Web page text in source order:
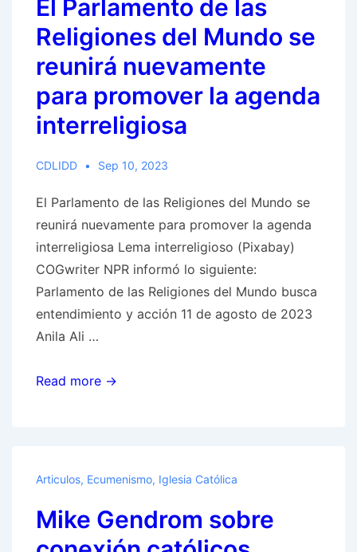
El Parlamento de las
Religiones del Mundo se
reunirá nuevamente
para promover la agenda
interreligiosa
CDLIDD Sep 10, 2023
El Parlamento de las Religiones del Mundo se
reunirá nuevamente para promover la agenda
interreligiosa Lema interreligioso (Pixabay)
COGwriter NPR informó lo siguiente:
Parlamento de las Religiones del Mundo busca
entendimiento y acción 11 de agosto de 2023
Anila Ali …
El
Mundo
Read more →
Articulos, Ecumenismo, Iglesia Católica
Mike Gendrom sobre